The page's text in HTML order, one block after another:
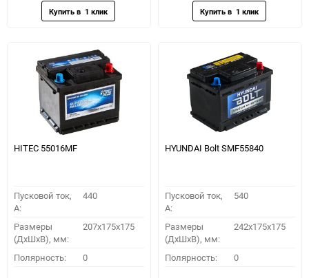
HITEC 55016MF
Пусковой ток,
A:
440
Размеры
(ДхШхВ), мм:
207x175x175
Полярность: 0
HYUNDAI Bolt SMF55840
Пусковой ток,
A:
540
Размеры
(ДхШхВ), мм:
242x175x175
Полярность: 0